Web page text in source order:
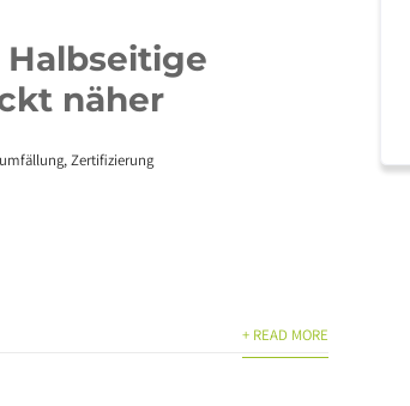
Halbseitige
näher
,Zertifizierung
+ READ MORE